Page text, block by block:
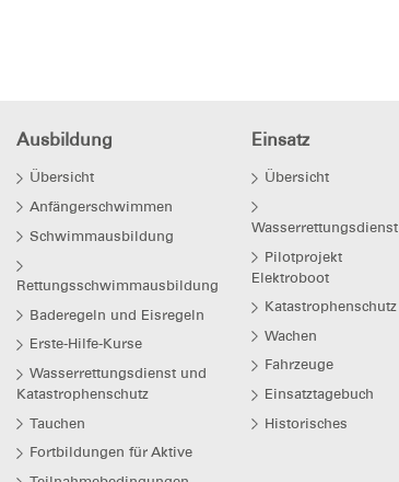
Ausbildung
Übersicht
Anfängerschwimmen
Schwimmausbildung
Rettungsschwimmausbildung
Baderegeln und Eisregeln
Erste-Hilfe-Kurse
Wasserrettungsdienst und
Katastrophenschutz
Tauchen
Fortbildungen für Aktive
Einsatz
Übersicht
Wasserrettungsdienst
Pilotprojekt
Elektroboot
Katastrophenschutz
Wachen
Fahrzeuge
Einsatztagebuch
Historisches